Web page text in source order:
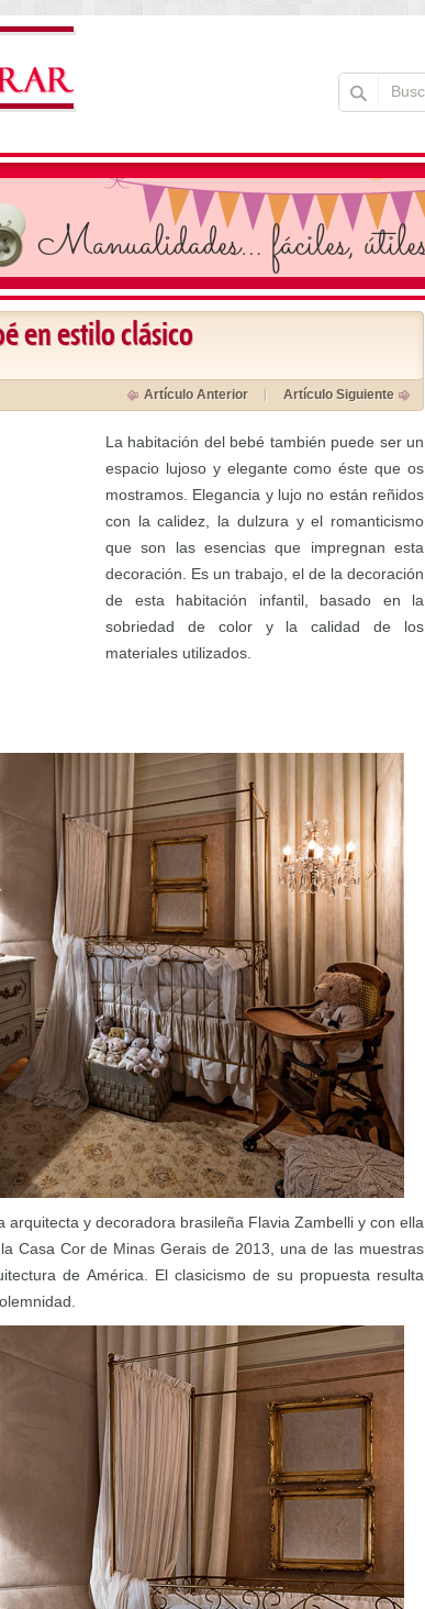
en estilo clásico
Artículo Anterior Artículo Siguiente
La habitación del bebé también puede ser un
espacio lujoso y elegante como éste que os
mostramos. Elegancia y lujo no están reñidos
con la calidez, la dulzura y el romanticismo
que son las esencias que impregnan esta
decoración. Es un trabajo, el de la decoración
de esta habitación infantil, basado en la
sobriedad de color y la calidad de los
materiales utilizados.
arquitecta y decoradora brasileña Flavia Zambelli y con ella
Casa Cor de Minas Gerais de 2013, una de las muestras
de América. El clasicismo de su propuesta resulta